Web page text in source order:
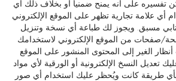
تفسيره على أنه يمنح ضمنياً أو بخلاف ذلك أي
علامة تجارية تظهر على الموقع الإلكتروني
مسبق. ويجوز لك طباعة أي نسخة وتنزيل
صفحات من الموقع الإلكتروني لاستخدامك
الغير إلى المحتوى المنشور على الموقع
تعديل النسخ الإلكترونية أو الورقية لأي مواد
بأي طريقة كانت ويُحظر عليك استخدام أي صور